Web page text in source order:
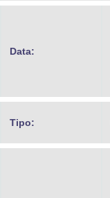
Data:
Tipo: